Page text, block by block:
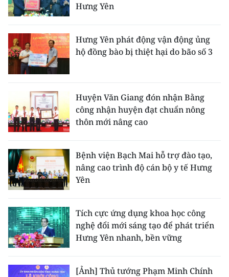
Media Y tế
Media Khoa học - Công nghệ
Media Môi trường
Infographic
TIN ĐỊA PHƯƠNG
Trung du và miền núi phía Bắc
Đồng bằng sông Hồng
Bắc Trung Bộ
Nguyên
Hưng Yên
Hưng Yên phát động vận động ủng
hộ đồng bào bị thiệt hại do bão số 3
Huyện Văn Giang đón nhận Bằng
công nhận huyện đạt chuẩn nông
thôn mới nâng cao
Bệnh viện Bạch Mai hỗ trợ đào tạo,
nâng cao trình độ cán bộ y tế Hưng
Yên
Tích cực ứng dụng khoa học công
nghệ đổi mới sáng tạo để phát triển
Hưng Yên nhanh, bền vững
[Ảnh] Thủ tướng Phạm Minh Chính